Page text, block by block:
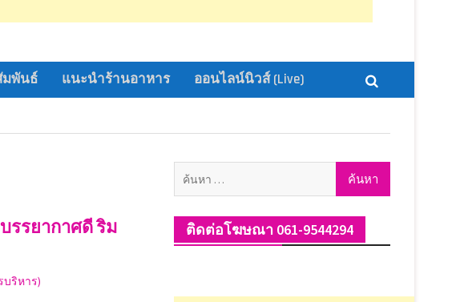
มพันธ์ แนะนำร้านอาหาร ออนไลน์นิวส์ (Live)
รรยากาศดี ริม
ริหาร)
ค้นหา
ติดต่อโฆษณา 061-9544294